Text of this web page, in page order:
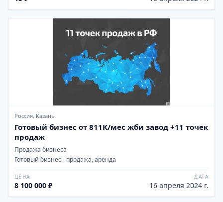
Россия, Казань
Готовый бизнес от 811К/мес жби завод +11 точек
продаж
Продажа бизнеса
Готовый бизнес - продажа, аренда
ЦЕНА
8 100 000 ₽
ДАТА
16 апреля 2024 г.